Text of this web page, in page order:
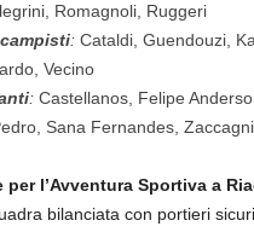
Romagnoli, Ruggeri
: Cataldi, Guendouzi,
Vecino
: Castellanos, Felipe
Sana Fernandes, Zaccagni
per l’Avventura Sportiva a
bilanciata con portieri